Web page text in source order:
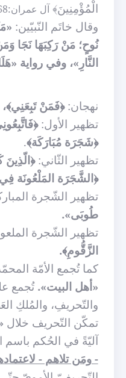
الْمُؤْمِنِينَ﴾آل عمران:68.
وقال خاتَم النّبيّين:
نُوحٍ؛ مَنْ رَكِبَهَا نَجَا
النَّارِ»، وفي رواية
نهجان:﴿فَمَنْ تَبِعَنِي﴾،
تظهير الأول:
﴿شَجَرَة مُبَارَكَة﴾.
تظهير الثّاني:
﴿الشَّجَرَة المَلْعُونَة
تظهير الشّجرة
طُوبَى».
تظهير الشّجرة
الزَّقُّومِ﴾.
كما تُجمع الأمّة
«أهل البيت». تُجمع
والتّحريفِ، والمُلكِ
تمكّن التّحريف خلال
آليّةً في الحُكم باسم
- ومَن تلاهم -